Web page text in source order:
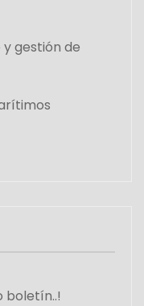
gestión de
boletín..!